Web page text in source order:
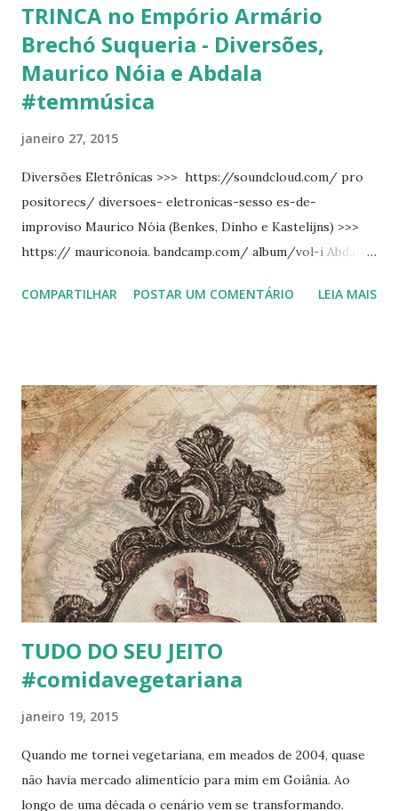
TRINCA no Empório Armário
Brechó Suqueria - Diversões,
Maurico Nóia e Abdala
#temmúsica
janeiro 27, 2015
Diversões Eletrônicas >>> https://soundcloud.com/ pro
positorecs/ diversoes- eletronicas-sesso es-de-
improviso Maurico Nóia (Benkes, Dinho e Kastelijns) >>>
https:// mauriconoia. bandcamp.com/ album/vol-i Abdala
Armário Brechó e Suqueria Dia 31 de janeiro de 18h às 22h
COMPARTILHAR POSTAR UM COMENTÁRIO LEIA MAIS
TUDO DO SEU JEITO
#comidavegetariana
janeiro 19, 2015
Quando me tornei vegetariana, em meados de 2004, quase
não havia mercado alimentício para mim em Goiânia. Ao
longo de uma década o cenário vem se transformando.